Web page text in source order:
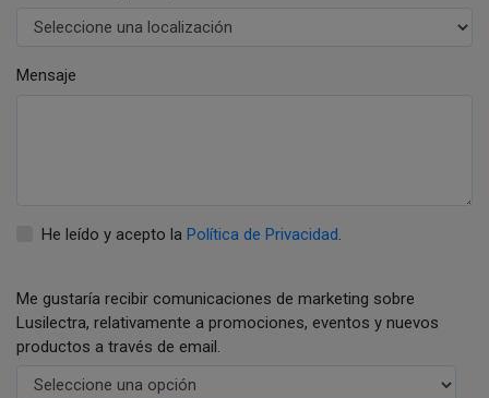
Mensaje
He leído y acepto la Política de Privacidad
Me gustaría recibir comunicaciones de marketing sobre
Lusilectra, relativamente a promociones, eventos y nuevos
productos a través de email.